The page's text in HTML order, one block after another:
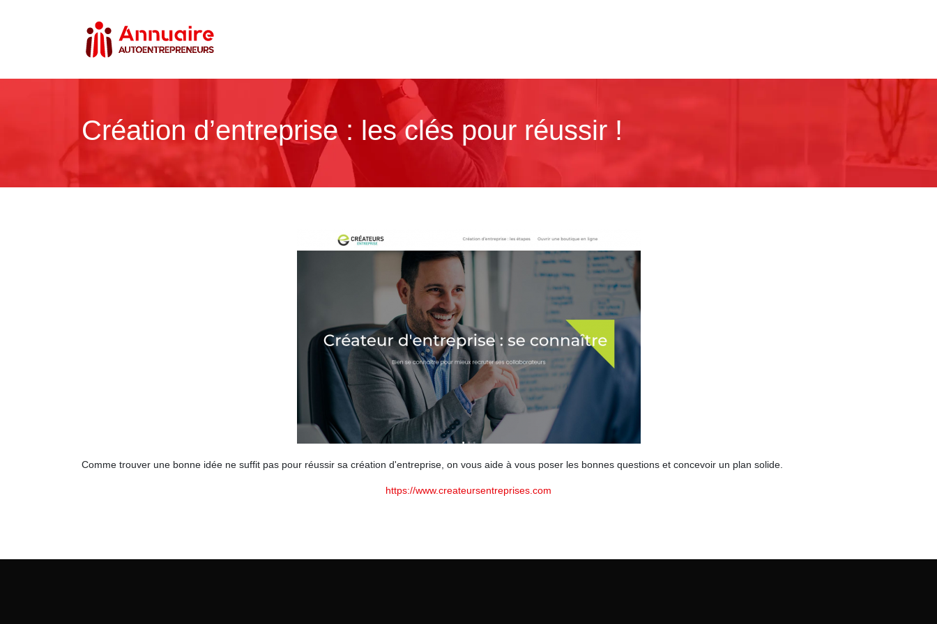
Création d’entreprise : les clés pour réussir !
Comme trouver une bonne idée ne suffit pas pour réussir sa création d'entreprise, on vous aide à vous poser les bonnes questions et concevoir un plan solide.
https://www.createursentreprises.com